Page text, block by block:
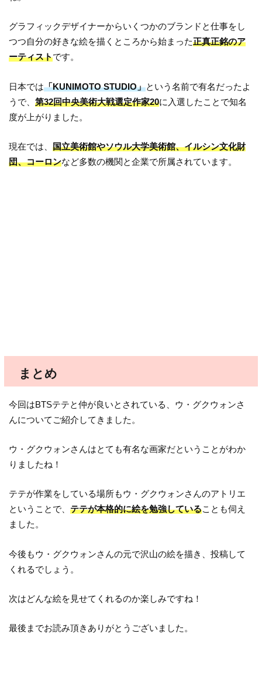
グラフィックデザイナーからいくつかのブランドと仕事をし
つつ自分の好きな絵を描くところから始まった正真正銘のア
ーティストです。
日本では「KUNIMOTO STUDIO」という名前で有名だったよ
うで、第32回中央美術大戦選定作家20に入選したことで知名
度が上がりました。
現在では、国立美術館やソウル大学美術館、イルシン文化財
団、コーロンなど多数の機関と企業で所属されています。
まとめ
今回はBTSテテと仲が良いとされている、ウ・グクウォンさ
んについてご紹介してきました。
ウ・グクウォンさんはとても有名な画家だということがわか
りましたね！
テテが作業をしている場所もウ・グクウォンさんのアトリエ
ということで、テテが本格的に絵を勉強していることも伺え
ました。
今後もウ・グクウォンさんの元で沢山の絵を描き、投稿して
くれるでしょう。
次はどんな絵を見せてくれるのか楽しみですね！
最後までお読み頂きありがとうございました。